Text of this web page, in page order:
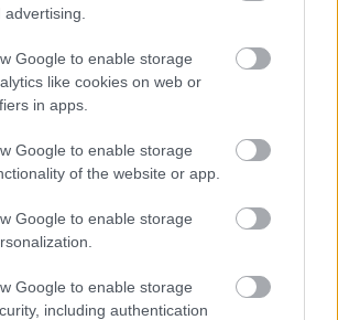
Google to enable storage
like cookies on web or
in apps.
Google to enable storage
of the website or app.
Google to enable storage
Google to enable storage
including authentication
az HBO, ellepték a TikTokot
sorozat legújabb kedvcsinálója pedig
készít fel
ami nagyobbat fog szólni, mint egy
csók. Sajnos némileg csorbítja